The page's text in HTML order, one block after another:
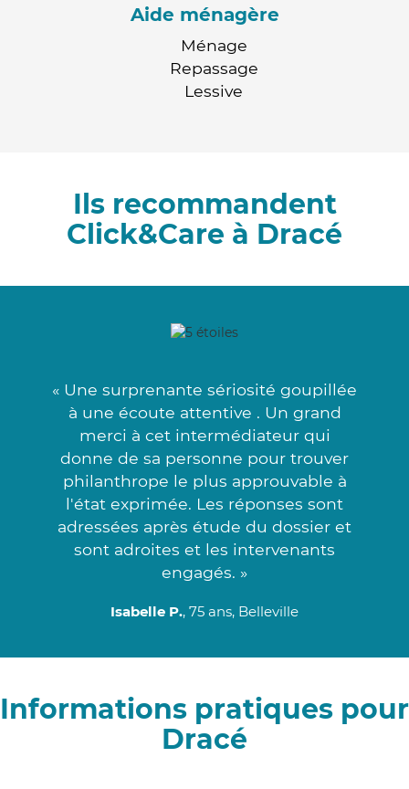
Aide ménagère
Ménage
Repassage
Lessive
Ils recommandent
Click&Care à Dracé
« Une surprenante sériosité goupillée
à une écoute attentive . Un grand
merci à cet intermédiateur qui
donne de sa personne pour trouver
philanthrope le plus approuvable à
l'état exprimée. Les réponses sont
adressées après étude du dossier et
sont adroites et les intervenants
engagés. »
Isabelle P., 75 ans, Belleville
Informations pratiques pour
Dracé